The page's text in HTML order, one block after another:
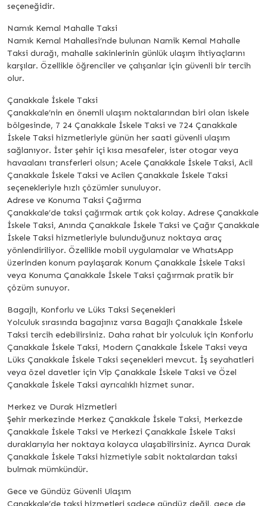
seçeneğidir.
Namık Kemal Mahalle Taksi
Namık Kemal Mahallesi’nde bulunan Namik Kemal Mahalle
Taksi durağı, mahalle sakinlerinin günlük ulaşım ihtiyaçlarını
karşılar. Özellikle öğrenciler ve çalışanlar için güvenli bir tercih
olur.
Çanakkale İskele Taksi
Çanakkale’nin en önemli ulaşım noktalarından biri olan iskele
bölgesinde, 7 24 Çanakkale İskele Taksi ve 724 Çanakkale
İskele Taksi hizmetleriyle günün her saati güvenli ulaşım
sağlanıyor. İster şehir içi kısa mesafeler, ister otogar veya
havaalanı transferleri olsun; Acele Çanakkale İskele Taksi, Acil
Çanakkale İskele Taksi ve Acilen Çanakkale İskele Taksi
seçenekleriyle hızlı çözümler sunuluyor.
Adrese ve Konuma Taksi Çağırma
Çanakkale’de taksi çağırmak artık çok kolay. Adrese Çanakkale
İskele Taksi, Anında Çanakkale İskele Taksi ve Çağır Çanakkale
İskele Taksi hizmetleriyle bulunduğunuz noktaya araç
yönlendiriliyor. Özellikle mobil uygulamalar ve WhatsApp
üzerinden konum paylaşarak Konum Çanakkale İskele Taksi
veya Konuma Çanakkale İskele Taksi çağırmak pratik bir
çözüm sunuyor.
Bagajlı, Konforlu ve Lüks Taksi Seçenekleri
Yolculuk sırasında bagajınız varsa Bagajlı Çanakkale İskele
Taksi tercih edebilirsiniz. Daha rahat bir yolculuk için Konforlu
Çanakkale İskele Taksi, Modern Çanakkale İskele Taksi veya
Lüks Çanakkale İskele Taksi seçenekleri mevcut. İş seyahatleri
veya özel davetler için Vip Çanakkale İskele Taksi ve Özel
Çanakkale İskele Taksi ayrıcalıklı hizmet sunar.
Merkez ve Durak Hizmetleri
Şehir merkezinde Merkez Çanakkale İskele Taksi, Merkezde
Çanakkale İskele Taksi ve Merkezi Çanakkale İskele Taksi
duraklarıyla her noktaya kolayca ulaşabilirsiniz. Ayrıca Durak
Çanakkale İskele Taksi hizmetiyle sabit noktalardan taksi
bulmak mümkündür.
Gece ve Gündüz Güvenli Ulaşım
Çanakkale’de taksi hizmetleri sadece gündüz değil, gece de